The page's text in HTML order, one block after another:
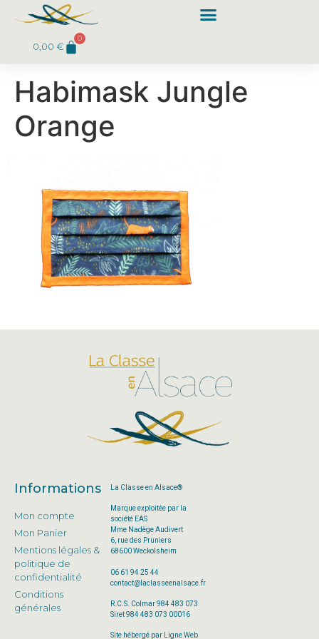
0,00€
0
Habimask Jungle
Orange
Informations
Mon compte
Mon Panier
Mentions légales &
politique de
confidentialité
Conditions
générales
La Classe en Alsace®
Marque exploitée par la
société EAS
Mme Nadège Audivert
6, rue des Pruniers
68600 Weckolsheim
06 61 94 25 44
contact@laclasseenalsace.fr
R.C.S. Colmar 984 483 073
Siret 984 483 073 00016
Site hébergé par Ligne Web